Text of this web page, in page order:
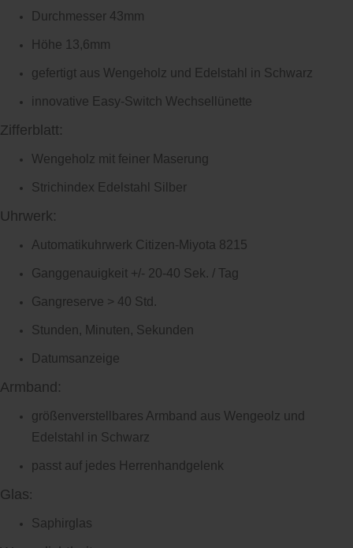
Durchmesser 43mm
Höhe 13,6mm
gefertigt aus Wengeholz und Edelstahl in Schwarz
innovative Easy-Switch Wechsellünette
Zifferblatt:
Wengeholz mit feiner Maserung
Strichindex Edelstahl Silber
Uhrwerk:
Automatikuhrwerk Citizen-Miyota 8215
Ganggenauigkeit +/- 20-40 Sek. / Tag
Gangreserve > 40 Std.
Stunden, Minuten, Sekunden
Datumsanzeige
Armband:
größenverstellbares Armband aus Wengeolz und
Edelstahl in Schwarz
passt auf jedes Herrenhandgelenk
Glas:
Saphirglas